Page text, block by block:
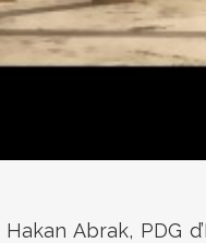
Abrak, PDG